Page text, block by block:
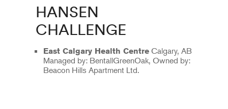
HANSEN
CHALLENGE
East Calgary Health Centre Calgary, AB
Managed by: BentallGreenOak, Owned by:
Beacon Hills Apartment Ltd.